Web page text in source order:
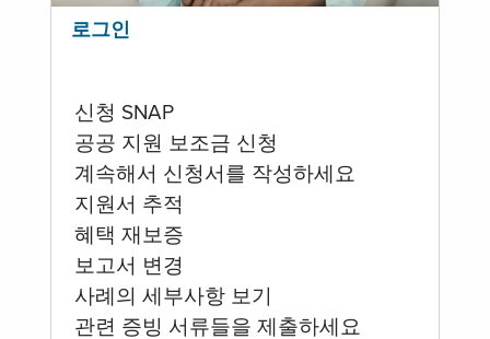
로그인
신청 SNAP
공공 지원 보조금 신청
계속해서 신청서를 작성하세요
지원서 추적
혜택 재보증
보고서 변경
사례의 세부사항 보기
관련 증빙 서류들을 제출하세요